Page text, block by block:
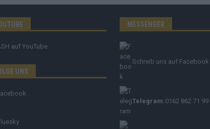
auf YouTube
UNS
MESSENGER
Schreib uns auf Facebook
Telegram:0162 862 71 99